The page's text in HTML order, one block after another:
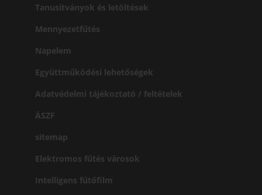
Tanusítványok és letöltések
Mennyezetfűtés
Napelem
Együttműködési lehetőségek
Adatvédelmi tájékoztató / feltételek
ÁSZF
sitemap
Elektromos fűtés városok
Intelligens fűtőfilm